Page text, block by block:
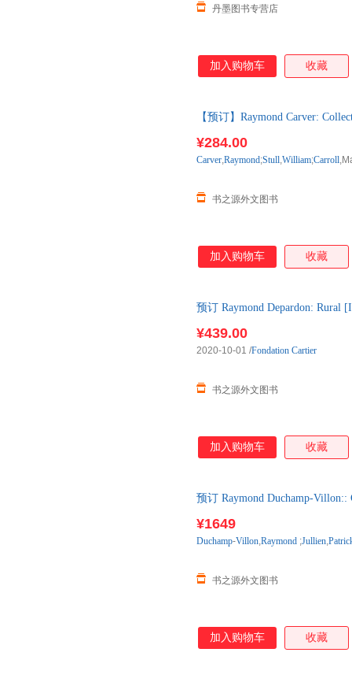
丹墨图书专营店
加入购物车 收藏
【预订】Raymond Carver:
¥284.00
书之源外文图书
Carver,Raymond;Stull,William;Carroll
加入购物车 收藏
预订 Raymond Depardon: Rural
¥439.00
书之源外文图书
2020-10-01 /Fondation Cartier
加入购物车 收藏
预订 Raymond Duchamp-Villon::
¥1649
书之源外文图书
Duchamp-Villon,Raymond ;Jullien,
加入购物车 收藏